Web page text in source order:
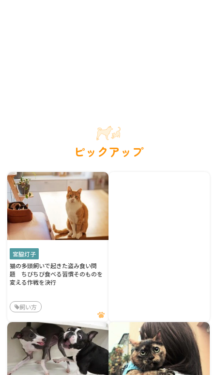
ピックアップ
宮脇灯子
猫の多頭飼いで起きた盗み食い問
題 ちびちび食べる習慣そのものを
変える作戦を決行
飼い方